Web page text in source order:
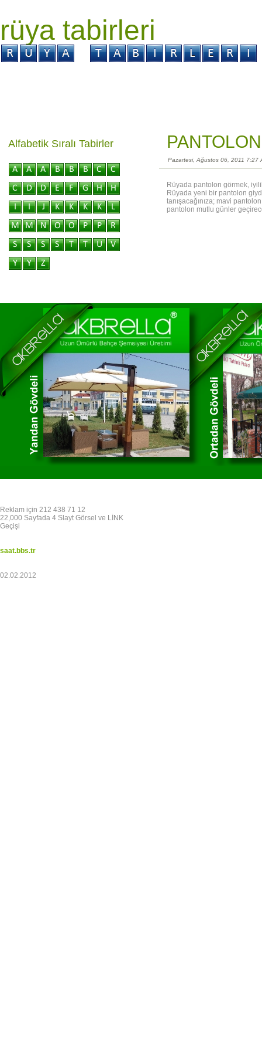
rüya tabirleri
Pazartesi, Ağustos 06, 2011 7:27
Rüyada pantolon görmek,
Rüyada yeni bir pantolon
tanışacağınıza; mavi
pantolon mutlu günler
Alfabetik Sıralı Tabirler
Reklam için 212 438 71 12
22,000 Sayfada 4 Slayt Görsel ve LİNK
Geçişi
saat.bbs.tr
02.02.2012